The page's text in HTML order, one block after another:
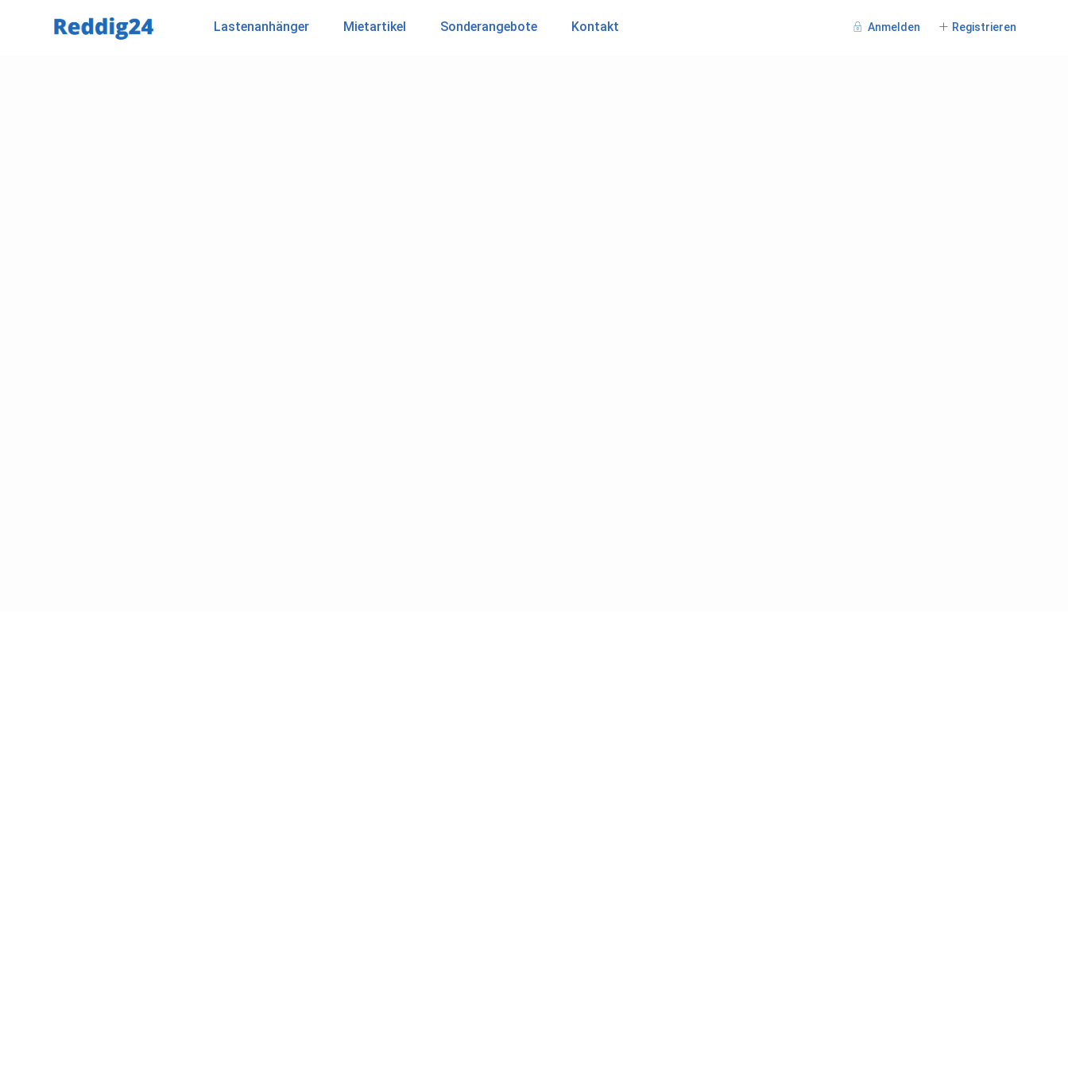
Anmelden Registrieren
Lastenanhänger Mietartikel Sonderangebote Kontakt